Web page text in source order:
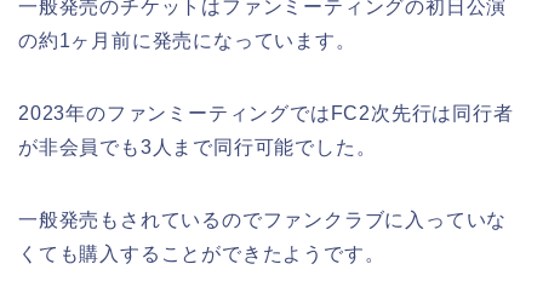
一般発売のチケットはファンミーティングの初日公演
の約1ヶ月前に発売になっています。
2023年のファンミーティングではFC2次先行は同行者
が非会員でも3人まで同行可能でした。
一般発売もされているのでファンクラブに入っていな
くても購入することができたようです。